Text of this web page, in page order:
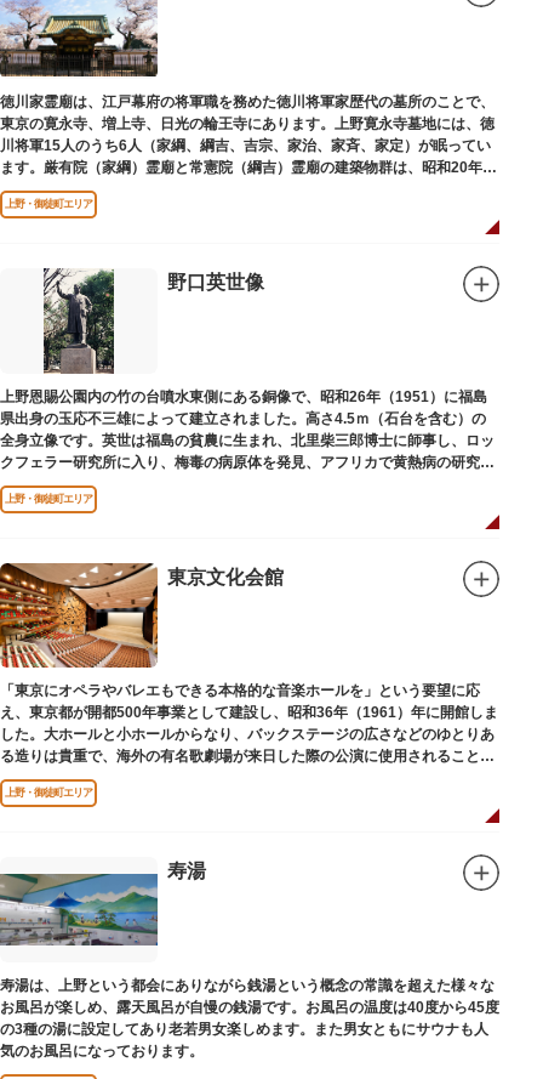
徳川家霊廟は、江戸幕府の将軍職を務めた徳川将軍家歴代の墓所のことで、
東京の寛永寺、増上寺、日光の輪王寺にあります。上野寛永寺墓地には、徳
川将軍15人のうち6人（家綱、綱吉、吉宗、家治、家斉、家定）が眠ってい
ます。厳有院（家綱）霊廟と常憲院（綱吉）霊廟の建築物群は、昭和20年
（1945）の空襲で大部分を焼失しました。
上野・御徒町エリア
野口英世像
上野恩賜公園内の竹の台噴水東側にある銅像で、昭和26年（1951）に福島
県出身の玉応不三雄によって建立されました。高さ4.5ｍ（石台を含む）の
全身立像です。英世は福島の貧農に生まれ、北里柴三郎博士に師事し、ロッ
クフェラー研究所に入り、梅毒の病原体を発見、アフリカで黄熱病の研究中
感染して、死去しました。
上野・御徒町エリア
東京文化会館
「東京にオペラやバレエもできる本格的な音楽ホールを」という要望に応
え、東京都が開都500年事業として建設し、昭和36年（1961）年に開館しま
した。大ホールと小ホールからなり、バックステージの広さなどのゆとりあ
る造りは貴重で、海外の有名歌劇場が来日した際の公演に使用されることが
多いホールです。
上野・御徒町エリア
寿湯
寿湯は、上野という都会にありながら銭湯という概念の常識を超えた様々な
お風呂が楽しめ、露天風呂が自慢の銭湯です。お風呂の温度は40度から45度
の3種の湯に設定してあり老若男女楽しめます。また男女ともにサウナも人
気のお風呂になっております。